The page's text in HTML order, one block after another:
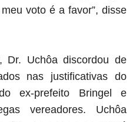
voto é a favor”, disse
Dr. Uchôa discordou de
nas justificativas do
ex-prefeito Bringel e
vereadores. Uchôa